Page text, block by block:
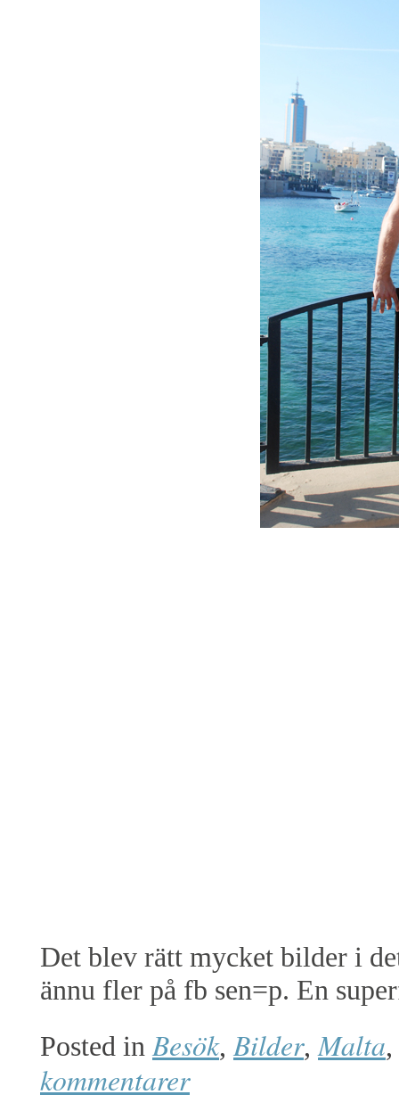
Det blev rätt mycket bilder i
ännu fler på fb sen=p. En
Posted in Besök, Bilder,Malta,
kommentarer